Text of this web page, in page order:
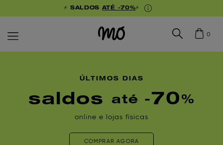
⚡ SALDOS ATÉ -70%⚡
0
ÚLTIMOS DIAS
saldos até - 70 %
online e lojas físicas
COMPRAR AGORA